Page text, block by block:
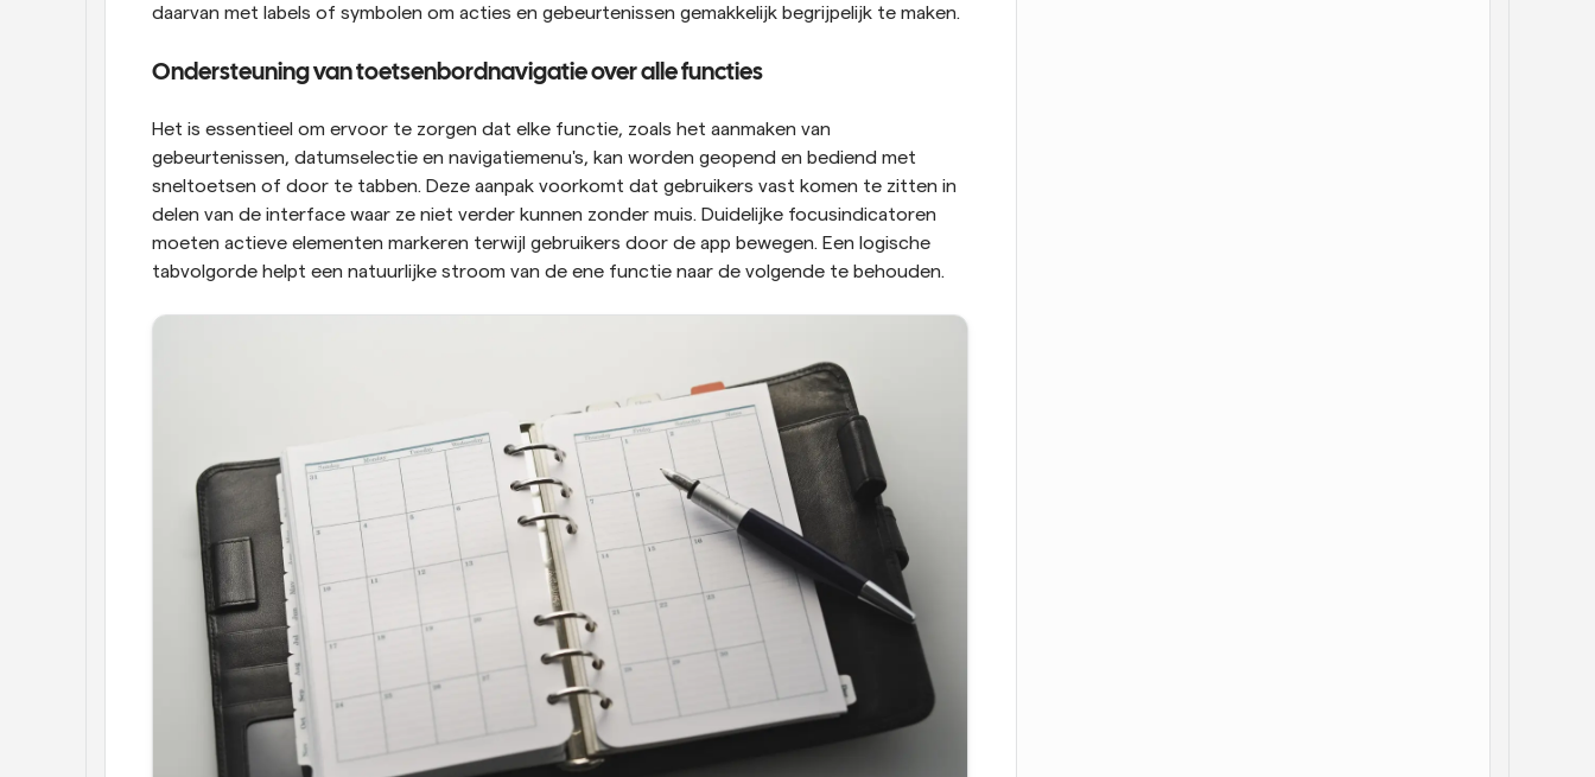
daarvan met labels of symbolen om acties en gebeurtenissen gemakkelijk begrijpelijk te maken.
Ondersteuning van toetsenbordnavigatie over alle functies
Het is essentieel om ervoor te zorgen dat elke functie, zoals het aanmaken van
gebeurtenissen, datumselectie en navigatiemenu's, kan worden geopend en bediend met
sneltoetsen of door te tabben. Deze aanpak voorkomt dat gebruikers vast komen te zitten in
delen van de interface waar ze niet verder kunnen zonder muis. Duidelijke focusindicatoren
moeten actieve elementen markeren terwijl gebruikers door de app bewegen. Een logische
tabvolgorde helpt een natuurlijke stroom van de ene functie naar de volgende te behouden.